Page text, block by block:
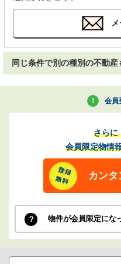
同じ条件で別の種別の不動産
会員
さらに
会員限定物情
カンタ
物件が会員限定にな